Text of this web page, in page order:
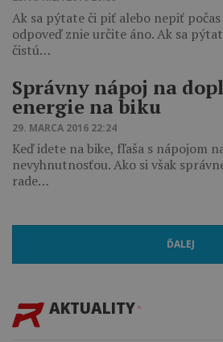
Ak sa pýtate či piť alebo nepiť
odpoveď znie určite áno. Ak sa
čistú…
Správny nápoj na
energie na biku
29. MARCA 2016 22:24
Keď idete na bike, fľaša s nápojom
nevyhnutnosťou. Ako si však
rade…
ĎALEJ
AKTUALITY